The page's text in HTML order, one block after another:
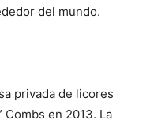
del mundo.
privada de licores
Combs en 2013. La